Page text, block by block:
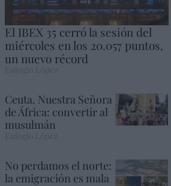
El IBEX 35 cerró la sesión del
miércoles en los 20.057 puntos,
un nuevo récord
Ceuta. Nuestra Señora
de África: convertir al
musulmán
No perdamos el norte:
la emigración es mala